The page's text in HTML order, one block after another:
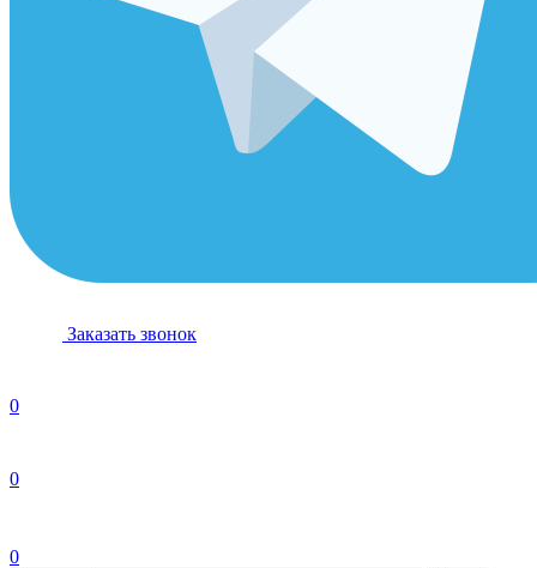
Заказать звонок
0
0
0